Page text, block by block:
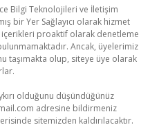
Bilgi Teknolojileri ve İletişim
bir Yer Sağlayıcı olarak hizmet
proaktif olarak denetleme
Ancak, üyelerimiz
taşımakta olup, siteye üye olarak
olduğunu düşündüğünüz
adresine bildirmeniz
sitemizden kaldırılacaktır.